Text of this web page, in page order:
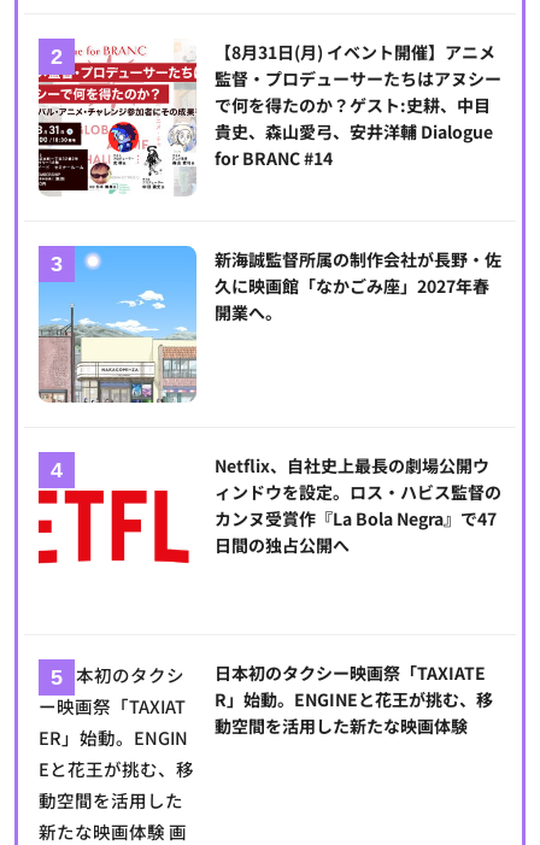
【8月31日(月) イベント開催】アニメ
監督・プロデューサーたちはアヌシー
で何を得たのか？ゲスト:史耕、中目
貴史、森山愛弓、安井洋輔 Dialogue
for BRANC #14
新海誠監督所属の制作会社が長野・佐
久に映画館「なかごみ座」2027年春
開業へ。
Netflix、自社史上最長の劇場公開ウ
ィンドウを設定。ロス・ハビス監督の
カンヌ受賞作『La Bola Negra』で47
日間の独占公開へ
日本初のタクシー映画祭「TAXIATE
R」始動。ENGINEと花王が挑む、移
動空間を活用した新たな映画体験